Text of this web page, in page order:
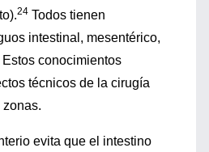
24 Todos tienen
intestinal, mesentérico,
conocimientos
técnicos de la cirugía
evita que el intestino